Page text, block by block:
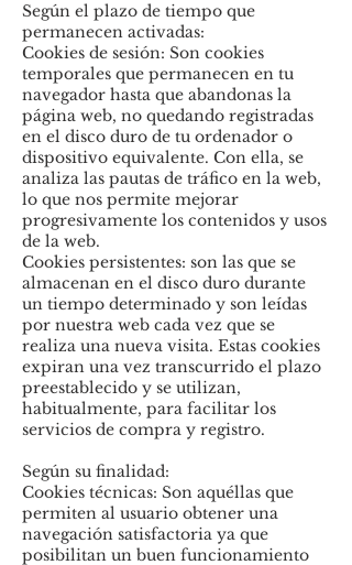
Según el plazo de tiempo que
permanecen activadas:
Cookies de sesión: Son cookies
temporales que permanecen en tu
navegador hasta que abandonas la
página web, no quedando registradas
en el disco duro de tu ordenador o
dispositivo equivalente. Con ella, se
analiza las pautas de tráfico en la web,
lo que nos permite mejorar
progresivamente los contenidos y usos
de la web.
Cookies persistentes: son las que se
almacenan en el disco duro durante
un tiempo determinado y son leídas
por nuestra web cada vez que se
realiza una nueva visita. Estas cookies
expiran una vez transcurrido el plazo
preestablecido y se utilizan,
habitualmente, para facilitar los
servicios de compra y registro.
Según su finalidad:
Cookies técnicas: Son aquéllas que
permiten al usuario obtener una
navegación satisfactoria ya que
posibilitan un buen funcionamiento